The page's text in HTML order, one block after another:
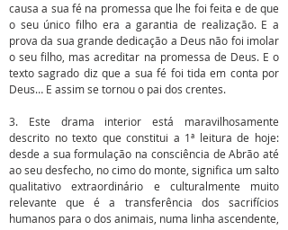
causa a sua fé na promessa que lhe foi feita e de que
o seu único filho era a garantia de realização. E a
prova da sua grande dedicação a Deus não foi imolar
o seu filho, mas acreditar na promessa de Deus. E o
texto sagrado diz que a sua fé foi tida em conta por
Deus… E assim se tornou o pai dos crentes.
3. Este drama interior está maravilhosamente
descrito no texto que constitui a 1ª leitura de hoje:
desde a sua formulação na consciência de Abrão até
ao seu desfecho, no cimo do monte, significa um salto
qualitativo extraordinário e culturalmente muito
relevante que é a transferência dos sacrifícios
humanos para o dos animais, numa linha ascendente,